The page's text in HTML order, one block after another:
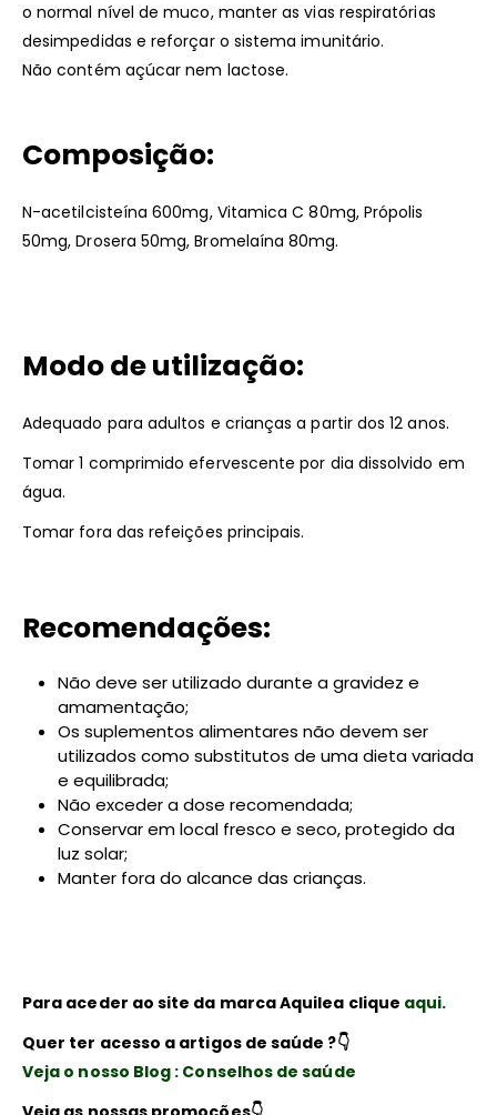
o normal nível de muco, manter as vias respiratórias
desimpedidas e reforçar o sistema imunitário.
Não contém açúcar nem lactose.
Composição:
N-acetilcisteína 600mg, Vitamica C 80mg, Própolis
50mg, Drosera 50mg, Bromelaína 80mg.
Modo de utilização:
Adequado para adultos e crianças a partir dos 12 anos.
Tomar 1 comprimido efervescente por dia dissolvido em
água.
Tomar fora das refeições principais.
Recomendações:
Não deve ser utilizado durante a gravidez e
amamentação;
Os suplementos alimentares não devem ser
utilizados como substitutos de uma dieta variada
e equilibrada;
Não exceder a dose recomendada;
Conservar em local fresco e seco, protegido da
luz solar;
Manter fora do alcance das crianças.
Para aceder ao site da marca Aquilea clique aqui.
Quer ter acesso a artigos de saúde ?👇
Veja o nosso Blog : Conselhos de saúde